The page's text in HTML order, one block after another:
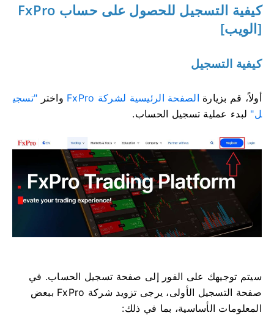
كيفية التسجيل للحصول على حساب FxPro
[الويب]
كيفية التسجيل
أولاً، قم بزيارة الصفحة الرئيسية لشركة FxPro واختر "تسجي
ل" لبدء عملية تسجيل الحساب.
سيتم توجيهك على الفور إلى صفحة تسجيل الحساب. في
صفحة التسجيل الأولى، يرجى تزويد شركة FxPro ببعض
المعلومات الأساسية، بما في ذلك: